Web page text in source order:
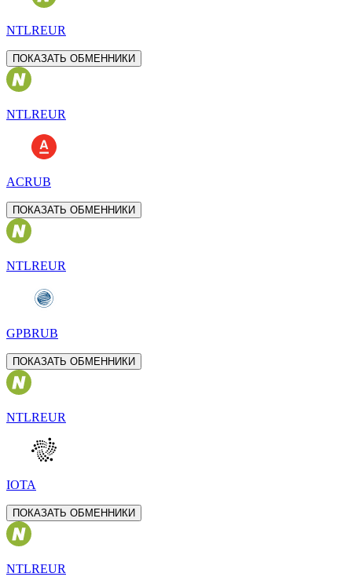
NTLREUR
ПОКАЗАТЬ ОБМЕННИКИ
NTLREUR
ACRUB
ПОКАЗАТЬ ОБМЕННИКИ
NTLREUR
GPBRUB
ПОКАЗАТЬ ОБМЕННИКИ
NTLREUR
IOTA
ПОКАЗАТЬ ОБМЕННИКИ
NTLREUR